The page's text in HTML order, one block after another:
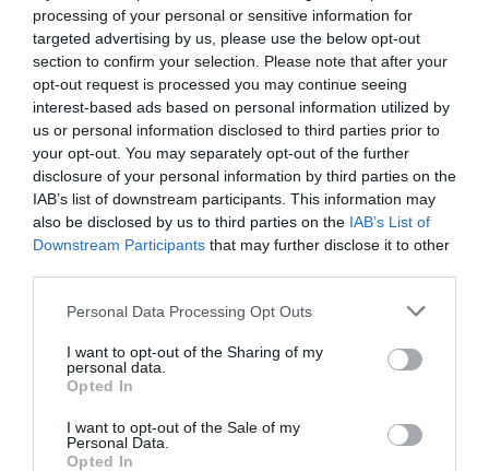
processing of your personal or sensitive information for
targeted advertising by us, please use the below opt-out
section to confirm your selection. Please note that after your
opt-out request is processed you may continue seeing
interest-based ads based on personal information utilized by
us or personal information disclosed to third parties prior to
your opt-out. You may separately opt-out of the further
disclosure of your personal information by third parties on the
IAB’s list of downstream participants. This information may
also be disclosed by us to third parties on the IAB’s List of
Downstream Participants that may further disclose it to other
Please note that this website/app uses one or more Google
not limited to your visit or usage behaviour. You may click to
grant or deny consent to Google and its third-party tags to
use your data for below specified purposes in below Google
consent section.
Personal Data Processing Opt Outs
I want to opt-out of the Sharing of my
personal data.
Opted In
I want to opt-out of the Sale of my
Personal Data.
Opted In